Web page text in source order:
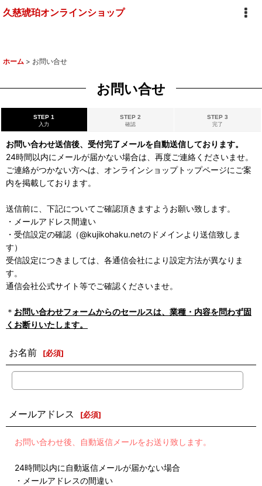
久慈琥珀オンラインショップ
ホーム > お問い合せ
お問い合せ
STEP 1
入力
STEP 2
確認
STEP 3
完了
お問い合わせ送信後、受付完了メールを自動送信しております。
24時間以内にメールが届かない場合は、再度ご連絡くださいませ。
ご連絡がつかない方へは、オンラインショップトップページにご案
内を掲載しております。
送信前に、下記についてご確認頂きますようお願い致します。
・メールアドレス間違い
・受信設定の確認（@kujikohaku.netのドメインより送信致しま
す）
受信設定につきましては、各通信会社により設定方法が異なりま
す。
通信会社公式サイト等でご確認くださいませ。
＊ お問い合わせフォームからのセールスは、業種・内容を問わず固
くお断りいたします。
お名前 [必須]
メールアドレス [必須]
お問い合わせ後、自動返信メールをお送り致します。
24時間以内に自動返信メールが届かない場合
・メールアドレスの間違い